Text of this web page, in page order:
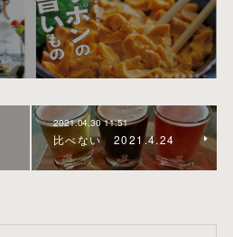
2021.04.30 11:51
比べない 2021.4.24